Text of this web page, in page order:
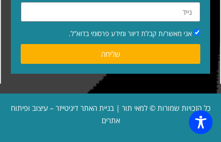
אני מאשר/ת קבלת דיוור ומידע פרסומי בדוא”ל.
שליחה
כל הזכויות שמורות © למאי תור | בניית האתר דיגיטייזר – עיצוב ופיתוח
אתרים